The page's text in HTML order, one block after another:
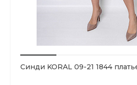
Синди KORAL 09-21 1844